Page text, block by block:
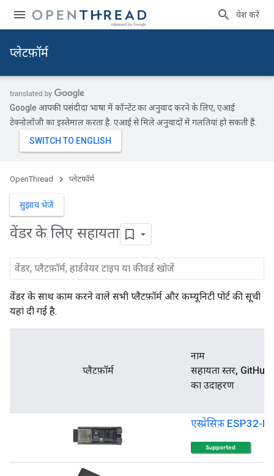
प्रवेश करें
प्‍लेटफ़ॉर्म
Google आपकी पसंदीदा भाषा में कॉन्टेंट का अनुवाद करने के लिए, एआई
टेक्नोलॉजी का इस्तेमाल करता है. एआई से मिले अनुवादों में गलतियां हो सकती हैं.
OpenThread प्‍लेटफ़ॉर्म
सुझाव भेजें
वेंडर के लिए सहायता
वेंडर के साथ काम करने वाले सभी प्लैटफ़ॉर्म और कम्यूनिटी पोर्ट की सूची
यहां दी गई है.
प्लैटफ़ॉर्म
नाम
सहायता स्तर, GitHub
का उदाहरण
एस्प्रेसिफ़ ESP32-